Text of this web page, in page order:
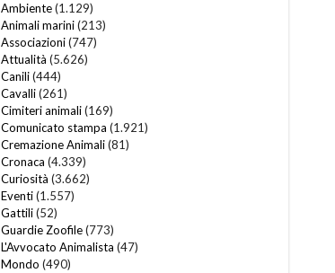
Ambiente(1.129)
Animali marini(213)
Associazioni(747)
Attualità (5.626)
Canili(444)
Cavalli(261)
Cimiteri animali(169)
Comunicato stampa (1.921)
Cremazione Animali(81)
Cronaca (4.339)
Curiosità (3.662)
Eventi(1.557)
Gattili(52)
Guardie Zoofile(773)
L'Avvocato Animalista (47)
Mondo (490)